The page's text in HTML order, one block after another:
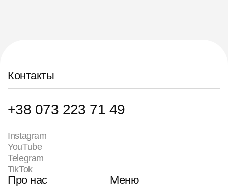
Контакты
+38 073 223 71 49
Instagram
YouTube
Telegram
TikTok
Про нас Меню